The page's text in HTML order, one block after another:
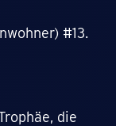
#13.
die